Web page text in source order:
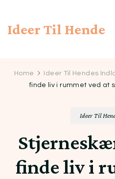
Ideer Til Hende
Home Ideer Til Hendes
finde liv i rummet ved at
Ideer Til
finde liv i